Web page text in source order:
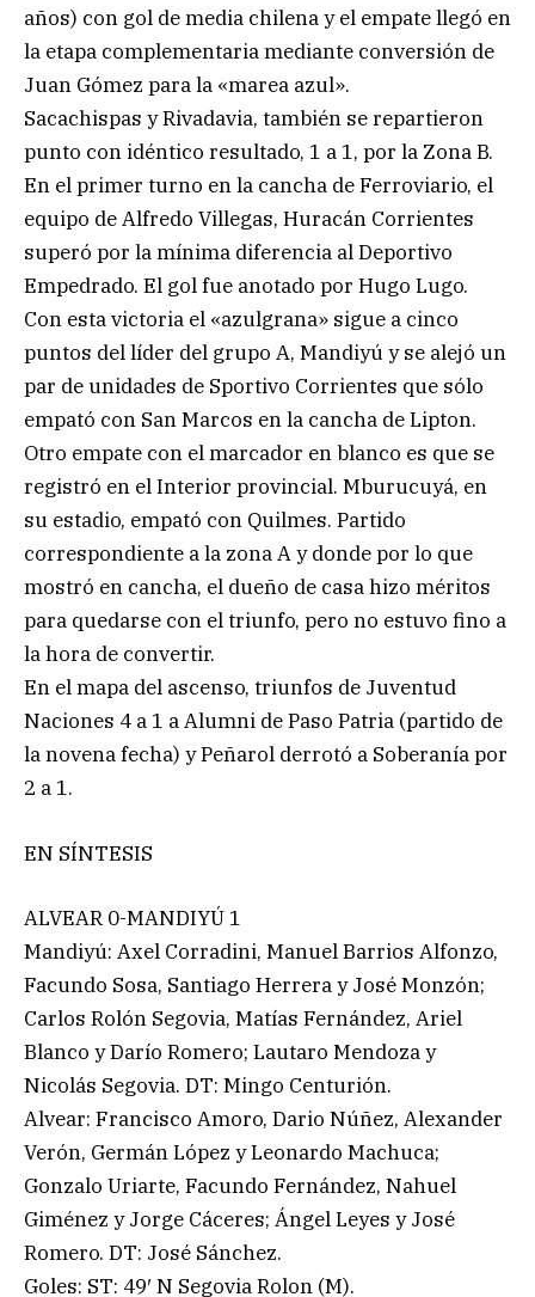
años) con gol de media chilena y el empate llegó en
la etapa complementaria mediante conversión de
Juan Gómez para la «marea azul».
Sacachispas y Rivadavia, también se repartieron
punto con idéntico resultado, 1 a 1, por la Zona B.
En el primer turno en la cancha de Ferroviario, el
equipo de Alfredo Villegas, Huracán Corrientes
superó por la mínima diferencia al Deportivo
Empedrado. El gol fue anotado por Hugo Lugo.
Con esta victoria el «azulgrana» sigue a cinco
puntos del líder del grupo A, Mandiyú y se alejó un
par de unidades de Sportivo Corrientes que sólo
empató con San Marcos en la cancha de Lipton.
Otro empate con el marcador en blanco es que se
registró en el Interior provincial. Mburucuyá, en
su estadio, empató con Quilmes. Partido
correspondiente a la zona A y donde por lo que
mostró en cancha, el dueño de casa hizo méritos
para quedarse con el triunfo, pero no estuvo fino a
la hora de convertir.
En el mapa del ascenso, triunfos de Juventud
Naciones 4 a 1 a Alumni de Paso Patria (partido de
la novena fecha) y Peñarol derrotó a Soberanía por
2 a 1.
EN SÍNTESIS
ALVEAR 0-MANDIYÚ 1
Mandiyú: Axel Corradini, Manuel Barrios Alfonzo,
Facundo Sosa, Santiago Herrera y José Monzón;
Carlos Rolón Segovia, Matías Fernández, Ariel
Blanco y Darío Romero; Lautaro Mendoza y
Nicolás Segovia. DT: Mingo Centurión.
Alvear: Francisco Amoro, Dario Núñez, Alexander
Verón, Germán López y Leonardo Machuca;
Gonzalo Uriarte, Facundo Fernández, Nahuel
Giménez y Jorge Cáceres; Ángel Leyes y José
Romero. DT: José Sánchez.
Goles: ST: 49′ N Segovia Rolon (M).